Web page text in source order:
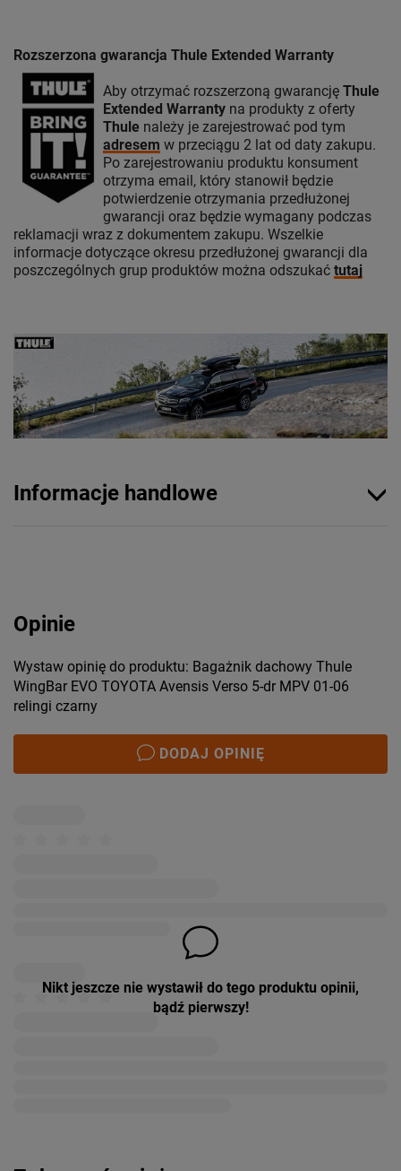
Rozszerzona gwarancja Thule Extended Warranty
Aby otrzymać rozszerzoną gwarancję Thule
Extended Warranty na produkty z oferty
Thule należy je zarejestrować pod tym
adresem w przeciągu 2 lat od daty zakupu.
Po zarejestrowaniu produktu konsument
otrzyma email, który stanowił będzie
potwierdzenie otrzymania przedłużonej
gwarancji oraz będzie wymagany podczas
reklamacji wraz z dokumentem zakupu. Wszelkie
informacje dotyczące okresu przedłużonej gwarancji dla
poszczególnych grup produktów można odszukać tutaj
Informacje handlowe
Opinie
Wystaw opinię do produktu: Bagażnik dachowy Thule
WingBar EVO TOYOTA Avensis Verso 5-dr MPV 01-06
relingi czarny
DODAJ OPINIĘ
Nikt jeszcze nie wystawił do tego produktu opinii,
bądź pierwszy!